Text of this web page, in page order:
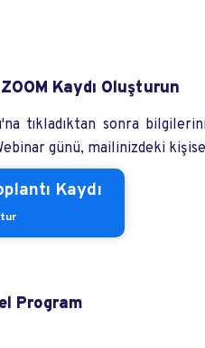
Kaydı Oluşturun
tıkladıktan sonra
günü, mailinizdeki
Kaydı
Program